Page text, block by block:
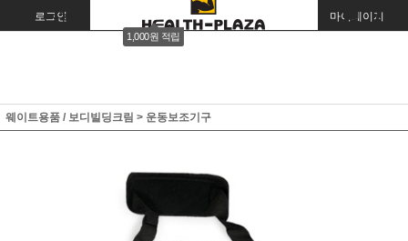
로그인 회원가입
1,000원 적립
주문조회 마이페이지
웨이트용품 / 보디빌딩크림 > 운동보조기구